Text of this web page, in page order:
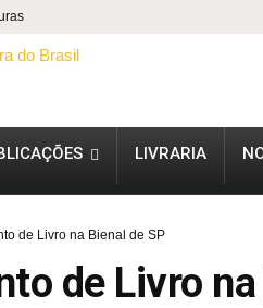
LIVRARIA
de Livro na Bienal de SP
de Livro